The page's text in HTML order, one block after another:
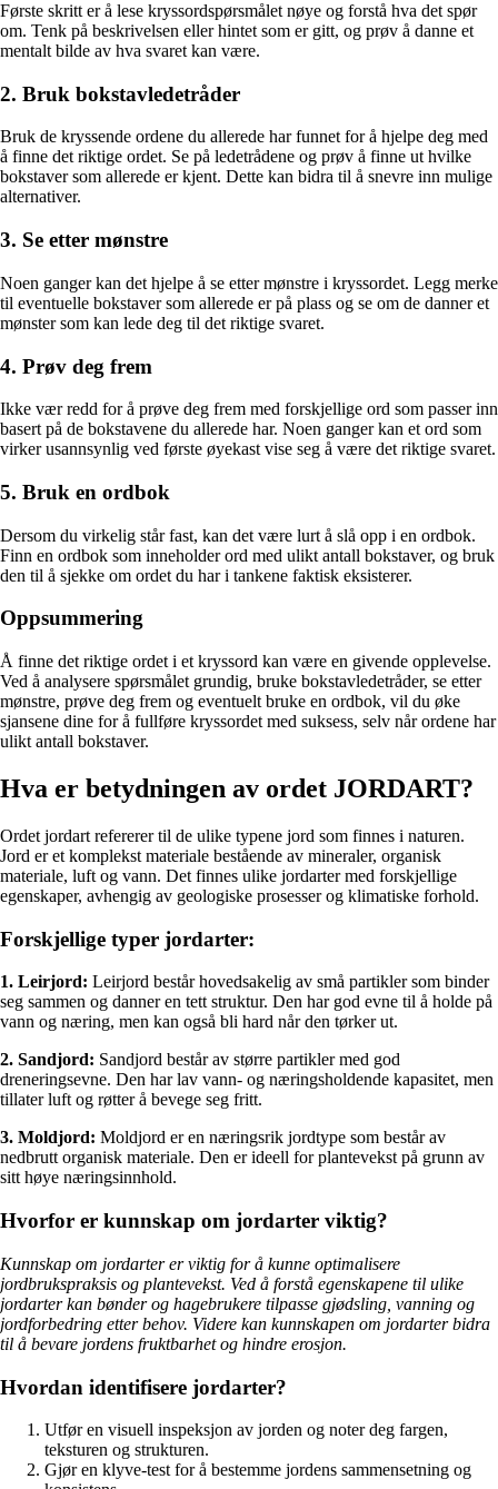
Første skritt er å lese kryssordspørsmålet nøye og forstå hva det spør
om. Tenk på beskrivelsen eller hintet som er gitt, og prøv å danne et
mentalt bilde av hva svaret kan være.
2. Bruk bokstavledetråder
Bruk de kryssende ordene du allerede har funnet for å hjelpe deg med
å finne det riktige ordet. Se på ledetrådene og prøv å finne ut hvilke
bokstaver som allerede er kjent. Dette kan bidra til å snevre inn mulige
alternativer.
3. Se etter mønstre
Noen ganger kan det hjelpe å se etter mønstre i kryssordet. Legg merke
til eventuelle bokstaver som allerede er på plass og se om de danner et
mønster som kan lede deg til det riktige svaret.
4. Prøv deg frem
Ikke vær redd for å prøve deg frem med forskjellige ord som passer inn
basert på de bokstavene du allerede har. Noen ganger kan et ord som
virker usannsynlig ved første øyekast vise seg å være det riktige svaret.
5. Bruk en ordbok
Dersom du virkelig står fast, kan det være lurt å slå opp i en ordbok.
Finn en ordbok som inneholder ord med ulikt antall bokstaver, og bruk
den til å sjekke om ordet du har i tankene faktisk eksisterer.
Oppsummering
Å finne det riktige ordet i et kryssord kan være en givende opplevelse.
Ved å analysere spørsmålet grundig, bruke bokstavledetråder, se etter
mønstre, prøve deg frem og eventuelt bruke en ordbok, vil du øke
sjansene dine for å fullføre kryssordet med suksess, selv når ordene har
ulikt antall bokstaver.
Hva er betydningen av ordet JORDART?
Ordet jordart refererer til de ulike typene jord som finnes i naturen.
Jord er et komplekst materiale bestående av mineraler, organisk
materiale, luft og vann. Det finnes ulike jordarter med forskjellige
egenskaper, avhengig av geologiske prosesser og klimatiske forhold.
Forskjellige typer jordarter:
1. Leirjord: Leirjord består hovedsakelig av små partikler som binder
seg sammen og danner en tett struktur. Den har god evne til å holde på
vann og næring, men kan også bli hard når den tørker ut.
2. Sandjord: Sandjord består av større partikler med god
dreneringsevne. Den har lav vann- og næringsholdende kapasitet, men
tillater luft og røtter å bevege seg fritt.
3. Moldjord: Moldjord er en næringsrik jordtype som består av
nedbrutt organisk materiale. Den er ideell for plantevekst på grunn av
sitt høye næringsinnhold.
Hvorfor er kunnskap om jordarter viktig?
Kunnskap om jordarter er viktig for å kunne optimalisere
jordbrukspraksis og plantevekst. Ved å forstå egenskapene til ulike
jordarter kan bønder og hagebrukere tilpasse gjødsling, vanning og
jordforbedring etter behov. Videre kan kunnskapen om jordarter bidra
til å bevare jordens fruktbarhet og hindre erosjon.
Hvordan identifisere jordarter?
Utfør en visuell inspeksjon av jorden og noter deg fargen,
teksturen og strukturen.
Gjør en klyve-test for å bestemme jordens sammensetning og